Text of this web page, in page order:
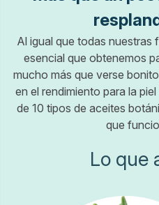
Al igual que todas nuestras
esencial que obtenemos
mucho más que verse
en el rendimiento para la
de 10 tipos de aceites
que
Lo que